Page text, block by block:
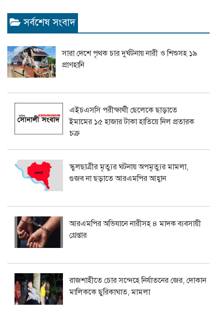
সর্বশেষ সংবাদ
সারা দেশে পৃথক চার দুর্ঘটনায় নারী ও শিশুসহ ১৯
প্রাণহানি
এইচএসসি পরীক্ষার্থী ছেলেকে ছাড়াতে
ইমামের ১৫ হাজার টাকা হাতিয়ে নিল প্রতারক
চক্র
স্কুলছাত্রীর মৃত্যুর ঘটনায় অপমৃত্যুর মামলা,
গুজব না ছড়াতে আরএমপির আহ্বান
আরএমপির অভিযানে নারীসহ ৪ মাদক ব্যবসায়ী
গ্রেপ্তার
রাজশাহীতে চোর সন্দেহে নির্যাতনের জের, দোকান
মালিককে ছুরিকাঘাত, মামলা